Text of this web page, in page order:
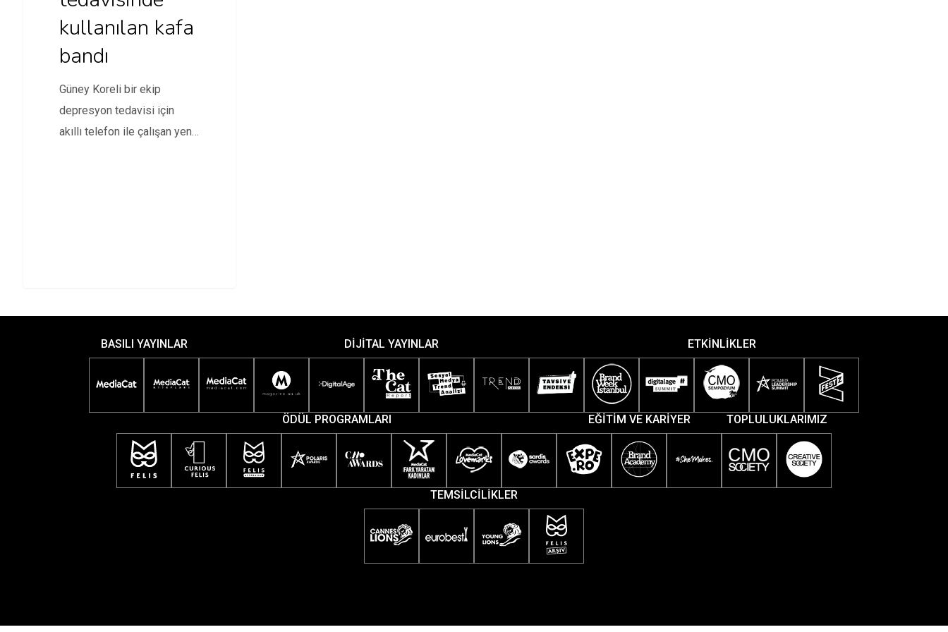
kullanılan kafa
bandı
Güney Koreli bir ekip
depresyon tedavisi için
akıllı telefon ile çalışan yeni
BASILI YAYINLAR DİJİTAL YAYINLAR ETKİNLİKLER
ÖDÜL PROGRAMLARI EĞİTİM VE KARİYER TOPLULUKLARIMIZ
TEMSİLCİLİKLER